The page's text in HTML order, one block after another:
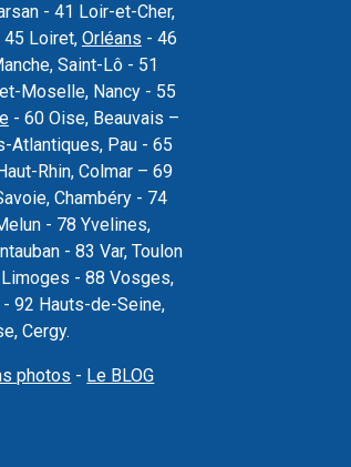
- 41 Loir-et-Cher,
45 Loiret, Orléans - 46
Saint-Lô - 51
Moselle, Nancy - 55
- 60 Oise, Beauvais –
Atlantiques, Pau - 65
Rhin, Colmar – 69
Chambéry - 74
- 78 Yvelines,
- 83 Var, Toulon
- 88 Vosges,
92 Hauts-de-Seine,
Cergy.
photos - Le BLOG